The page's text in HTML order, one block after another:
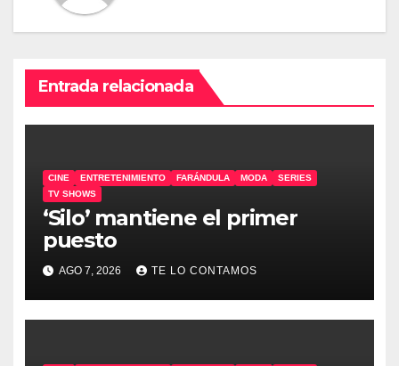
Entrada relacionada
CINE ENTRETENIMIENTO FARÁNDULA MODA
SERIES
TV SHOWS
‘Silo’ mantiene el primer
puesto
AGO 7, 2026 TE LO CONTAMOS